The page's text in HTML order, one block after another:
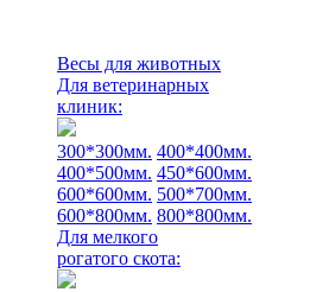
Весы для животных
Для ветеринарных
клиник:
300*300мм. 400*400мм.
400*500мм. 450*600мм.
600*600мм. 500*700мм.
600*800мм. 800*800мм.
Для мелкого
рогатого скота: